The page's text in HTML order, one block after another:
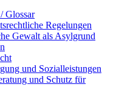
Glossar
Regelungen
Gewalt als Asylgrund
und Sozialleistungen
und Schutz für